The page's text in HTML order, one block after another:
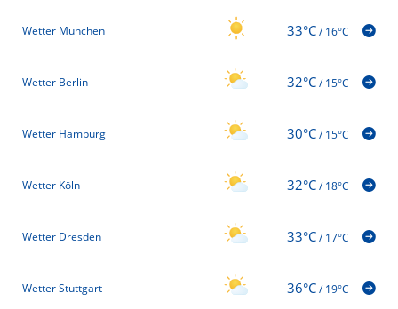
Wetter München 33°C/16°C
Wetter Berlin 32°C/15°C
Wetter Hamburg 30°C/15°C
Wetter Köln 32°C/18°C
Wetter Dresden 33°C/17°C
Wetter Stuttgart 36°C/19°C